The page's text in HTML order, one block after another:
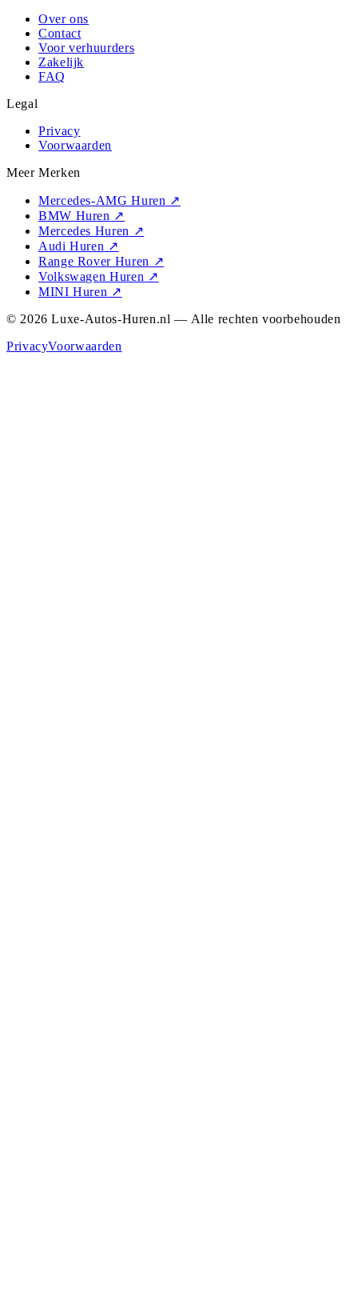
Over ons
Contact
Voor verhuurders
Zakelijk
FAQ
Legal
Privacy
Voorwaarden
Meer Merken
Mercedes-AMG Huren ↗
BMW Huren ↗
Mercedes Huren ↗
Audi Huren ↗
Range Rover Huren ↗
Volkswagen Huren ↗
MINI Huren ↗
© 2026 Luxe-Autos-Huren.nl — Alle rechten voorbehouden
PrivacyVoorwaarden